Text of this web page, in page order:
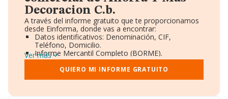
Decoracion C.b.
A través del informe gratuito que te proporcionamos
desde Einforma, donde vas a encontrar:
Datos identificativos: Denominación, CIF,
Teléfono, Domicilio.
Informe Mercantil Completo (BORME).
Gráficos de Evolución Ventas y Empleados.
Consejo de Administración y Administradores.
Directivos y Ejecutivos.
Ver más
QUIERO MI INFORME GRATUITO